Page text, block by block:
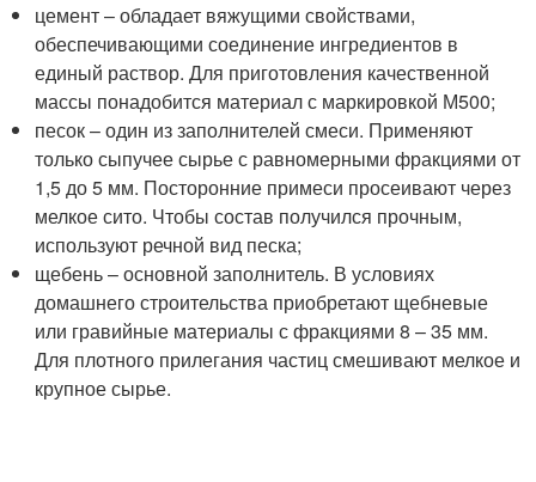
цемент – обладает вяжущими свойствами,
обеспечивающими соединение ингредиентов в
единый раствор. Для приготовления качественной
массы понадобится материал с маркировкой М500;
песок – один из заполнителей смеси. Применяют
только сыпучее сырье с равномерными фракциями от
1,5 до 5 мм. Посторонние примеси просеивают через
мелкое сито. Чтобы состав получился прочным,
используют речной вид песка;
щебень – основной заполнитель. В условиях
домашнего строительства приобретают щебневые
или гравийные материалы с фракциями 8 – 35 мм.
Для плотного прилегания частиц смешивают мелкое и
крупное сырье.